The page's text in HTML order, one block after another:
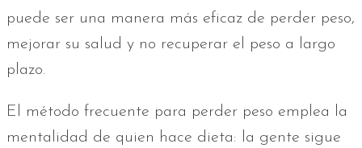
puede ser una manera más eficaz de perder peso,
mejorar su salud y no recuperar el peso a largo
plazo.
El método frecuente para perder peso emplea la
mentalidad de quien hace dieta: la gente sigue